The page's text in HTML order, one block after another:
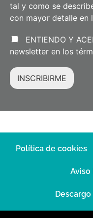
tal y como se
con mayor detalle en
ENTIENDO Y
newsletter en los
INSCRIBIRME
Política de cookies